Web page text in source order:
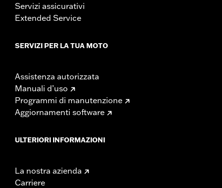
Servizi assicurativi
Extended Service
SERVIZI PER LA TUA MOTO
Assistenza autorizzata
Manuali d’uso
Programmi di manutenzione
Aggiornamenti software
ULTERIORI INFORMAZIONI
La nostra azienda
Carriere